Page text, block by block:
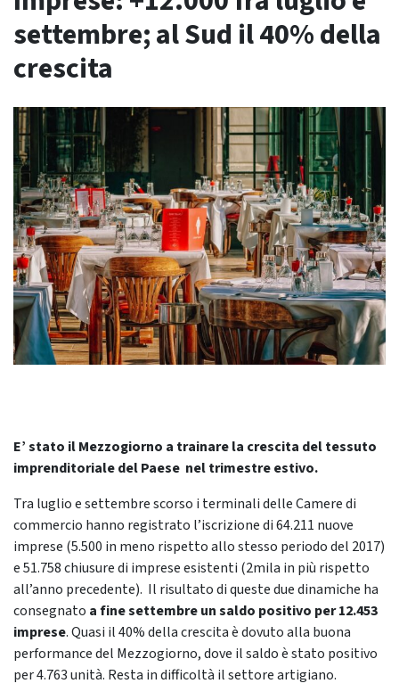
settembre; al Sud il 40% della
crescita
E’ stato il Mezzogiorno a trainare la crescita del tessuto
imprenditoriale del Paese nel trimestre estivo.
Tra luglio e settembre scorso i terminali delle Camere di
commercio hanno registrato l’iscrizione di 64.211 nuove
imprese (5.500 in meno rispetto allo stesso periodo del 2017)
e 51.758 chiusure di imprese esistenti (2mila in più rispetto
all’anno precedente). Il risultato di queste due dinamiche ha
consegnato a fine settembre un saldo positivo per 12.453
imprese. Quasi il 40% della crescita è dovuto alla buona
performance del Mezzogiorno, dove il saldo è stato positivo
per 4.763 unità. Resta in difficoltà il settore artigiano.